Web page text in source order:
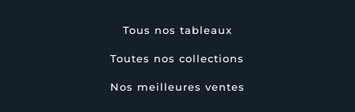
Tous nos tableaux
Toutes nos collections
Nos meilleures ventes